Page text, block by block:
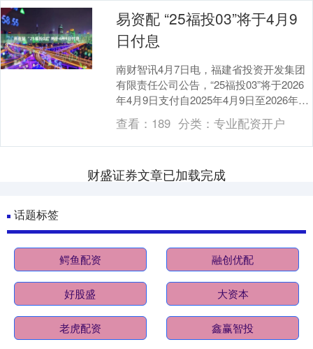
易资配 “25福投03”将于4月9
日付息
南财智讯4月7日电，福建省投资开发集团
有限责任公司公告，“25福投03”将于2026
年4月9日支付自2025年4月9日至2026年4
月8日期间的利息。本期债券票....
查看： 189 分类： 专业配资开户
财盛证券文章已加载完成
话题标签
鳄鱼配资 融创优配
好股盛 大资本
老虎配资 鑫赢智投